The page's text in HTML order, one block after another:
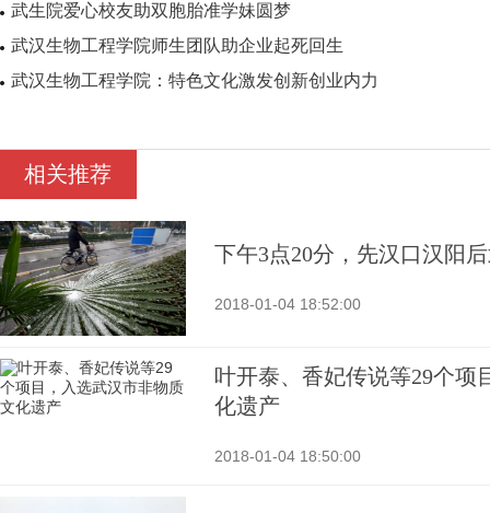
武生院爱心校友助双胞胎准学妹圆梦
武汉生物工程学院师生团队助企业起死回生
武汉生物工程学院：特色文化激发创新创业内力
相关推荐
下午3点20分，先汉口汉阳
2018-01-04 18:52:00
叶开泰、香妃传说等29个项
化遗产
2018-01-04 18:50:00